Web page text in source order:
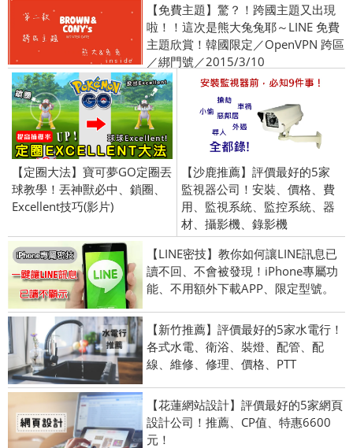
【免費主題】驚？！跨國主題又出現
啦！！這次是熊大兔兔耶～LINE 免費
主題欣賞！韓國限定／OpenVPN 跨區
／綁門號／2015/3/10
【定圈大法】寶可夢GO定圈丟
球教學！丟神獸必中、鎖圈、
Excellent技巧(影片)
【沙鹿推薦】評價最好的5家
監視器公司！安裝、價格、費
用、監視系統、監控系統、器
材、攝影機、錄影機
【LINE密技】教你如何讓LINE訊息已
讀不回、不會被發現！iPhone專屬功
能、不用額外下載APP、限定型號。
【新竹推薦】評價最好的5家水電行！
各式水電、衛浴、裝燈、配管、配
線、維修、修理、價格、PTT
【花蓮網站設計】評價最好的5家網頁
設計公司！推薦、CP值、特惠6600
元！